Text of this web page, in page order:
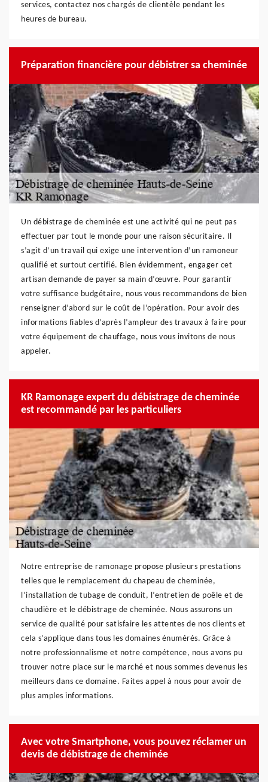
services, contactez nos chargés de clientèle pendant les
heures de bureau.
Préparation financière pour débistrer sa cheminée
Un débistrage de cheminée est une activité qui ne peut pas
effectuer par tout le monde pour une raison sécuritaire. Il
s’agit d’un travail qui exige une intervention d’un ramoneur
qualifié et surtout certifié. Bien évidemment, engager cet
artisan demande de payer sa main d’œuvre. Pour garantir
votre suffisance budgétaire, nous vous recommandons de bien
renseigner d’abord sur le coût de l’opération. Pour avoir des
informations fiables d’après l’ampleur des travaux à faire pour
votre équipement de chauffage, nous vous invitons de nous
appeler.
KR Ramonage expert du débistrage de cheminée
est recommandé par les particuliers
Notre entreprise de ramonage propose plusieurs prestations
telles que le remplacement du chapeau de cheminée,
l’installation de tubage de conduit, l’entretien de poêle et de
chaudière et le débistrage de cheminée. Nous assurons un
service de qualité pour satisfaire les attentes de nos clients et
cela s’applique dans tous les domaines énumérés. Grâce à
notre professionnalisme et notre compétence, nous avons pu
trouver notre place sur le marché et nous sommes devenus les
meilleurs dans ce domaine. Faites appel à nous pour avoir de
plus amples informations.
Avec votre Smartphone, vous pouvez réclamer un
devis de débistrage de cheminée